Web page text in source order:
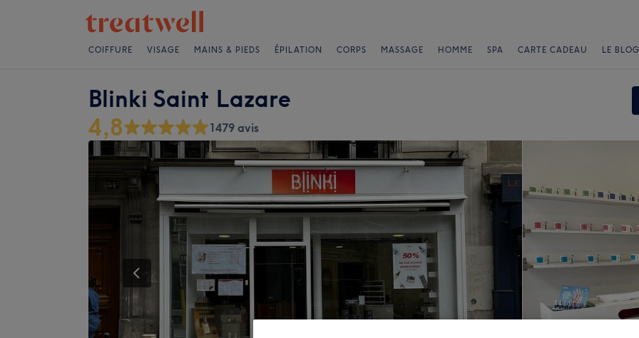
COIFFURE VISAGE MAINS & PIEDS ÉPILATION CORPS MASSAGE HOMME SPA CARTE CADEAU LE
Blinki Saint Lazare
4,8 1479 avis